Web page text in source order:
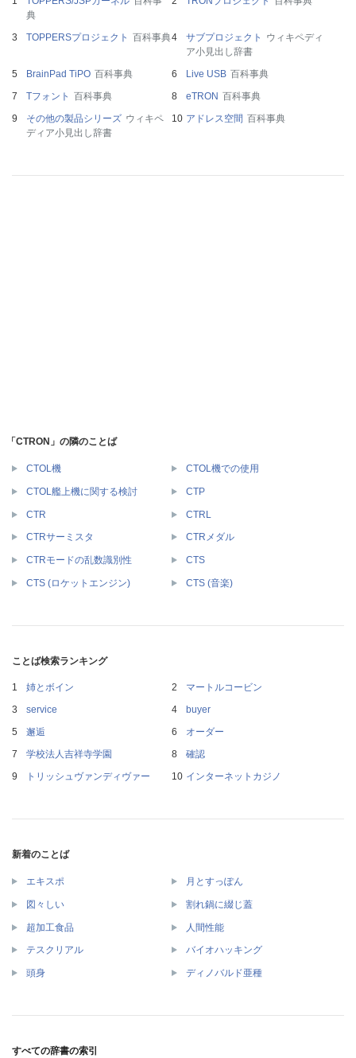
典
TOPPERSプロジェクト 百科事典 サブプロジェクト
ウィキペディ
ア小見出し辞書
BrainPad TiPO 百科事典 Live USB 百科事典
Tフォント 百科事典 eTRON 百科事典
その他の製品シリーズ ウィキペ
ディア小見出し辞書
アドレス空間 百科事典
「CTRON」の隣のことば
CTOL機 CTOL機での使用
CTOL艦上機に関する検討 CTP
CTR CTRL
CTRサーミスタ CTRメダル
CTRモードの乱数識別性 CTS
CTS (ロケットエンジン) CTS (音楽)
ことば検索ランキング
姉とボイン
マートルコービン
service
buyer
邂逅
オーダー
学校法人吉祥寺学園
確認
トリッシュヴァンディヴァー
インターネットカジノ
新着のことば
エキスポ 月とすっぽん
図々しい 割れ鍋に綴じ蓋
超加工食品 人間性能
テスクリアル バイオハッキング
頭身 ディノバルド亜種
すべての辞書の索引